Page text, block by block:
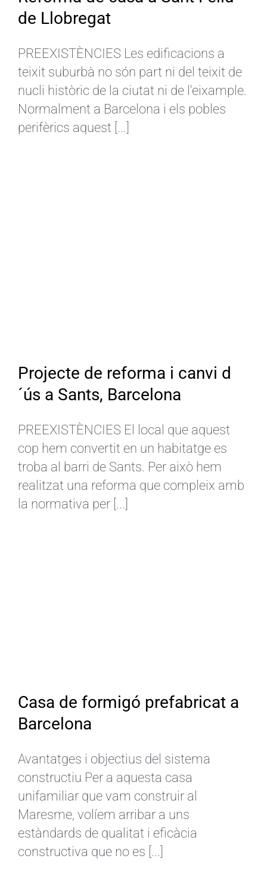
de Llobregat
PREEXISTÈNCIES Les edificacions a
teixit suburbà no són part ni del teixit de
nucli històric de la ciutat ni de l'eixample.
Normalment a Barcelona i els pobles
perifèrics aquest [...]
Projecte de reforma i canvi d
´ús a Sants, Barcelona
PREEXISTÈNCIES El local que aquest
cop hem convertit en un habitatge es
troba al barri de Sants. Per això hem
realitzat una reforma que compleix amb
la normativa per [...]
Casa de formigó prefabricat a
Barcelona
Avantatges i objectius del sistema
constructiu Per a aquesta casa
unifamiliar que vam construir al
Maresme, volíem arribar a uns
estàndards de qualitat i eficàcia
constructiva que no es [...]